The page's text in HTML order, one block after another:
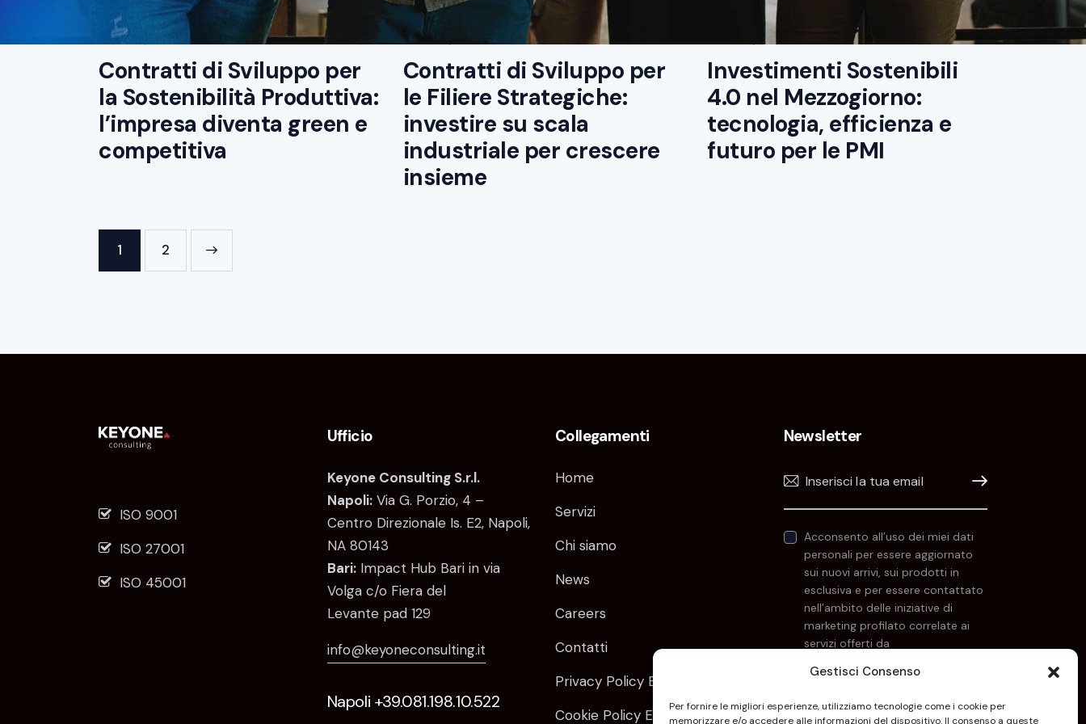
Gestisci Consenso
Per fornire le migliori esperienze, utilizziamo tecnologie come i cookie per
memorizzare e/o accedere alle informazioni del dispositivo. Il consenso a queste
BONUS E INCENTIVI DIGITALIZZAZIONE PMI
RICERCA E SVILUPPO
Marzo 28, 2025
Contratti di Sviluppo per
la Sostenibilità Produttiva:
l’impresa diventa green e
competitiva
BONUS E INCENTIVI DIGITALIZZAZIONE PMI
RICERCA E SVILUPPO
Marzo 28, 2025
Contratti di Sviluppo per
le Filiere Strategiche:
investire su scala
industriale per crescere
insieme
BONUS E INCENTIVI DIGITALIZZAZIONE PMI
RICERCA E SVILUPPO
Investimenti Sostenibili
4.0 nel Mezzogiorno:
tecnologia, efficienza e
futuro per le PMI
1 2
ISO 9001
ISO 27001
ISO 45001
Ufficio
Keyone Consulting S.r.l.
Napoli:Via G. Porzio, 4 –
Centro Direzionale Is. E2, Napoli,
NA 80143
Bari:Impact Hub Bari in via
Volga c/o Fiera del
Levante pad 129
info@keyoneconsulting.it
Napoli +39.081.198.10.522
Collegamenti
Home
Servizi
Chi siamo
News
Careers
Contatti
Privacy Policy EU
Cookie Policy EU
Newsletter
Iscrivimi!
Acconsento all’uso dei miei dati
personali per essere aggiornato
sui nuovi arrivi, sui prodotti in
esclusiva e per essere contattato
nell’ambito delle iniziative di
marketing profilato correlate ai
servizi offerti da
informazioni consulta la